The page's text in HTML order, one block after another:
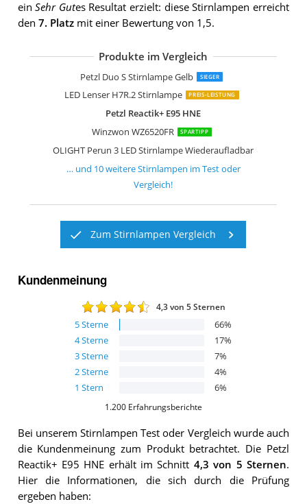
einSehr Gutes Resultat erzielt: diese Stirnlampen erreicht
den 7. Platzmit einer Bewertung von 1,5.
Produkte im Vergleich
Petzl Duo S Stirnlampe Gelb SIEGER
LED Lenser H7R.2 Stirnlampe PREIS-LEISTUNG
Petzl Reactik+ E95 HNE
Winzwon WZ6520FR
SPARTIPP
OLIGHT Perun 3 LED Stirnlampe Wiederaufladbar
Ledlenser H19R Core Stirnlampe LED
Ledlenser H7R Core Stirnlampe LED
Sefitopher Stirnlampe LED
MoKo Stirnlampe LED
weneasker Led Kopflampe mit
… und 10weitereStirnlampen im Test oder
Vergleich!
Zum Stirnlampen Vergleich
Kundenmeinung
4,3von 5 Sternen
5Sterne 66%
4Sterne 17%
3Sterne 7%
2Sterne 4%
1 Stern 6%
1.200 Erfahrungsberichte
Bei unseremStirnlampen Test oder Vergleich wurde auch
die Kundenmeinung zum Produkt betrachtet. Die Petzl
Reactik+ E95 HNE erhält im Schnitt 4,3 von 5 Sternen.
Hier die Informationen, die sich durch die Prüfung
ergeben haben: